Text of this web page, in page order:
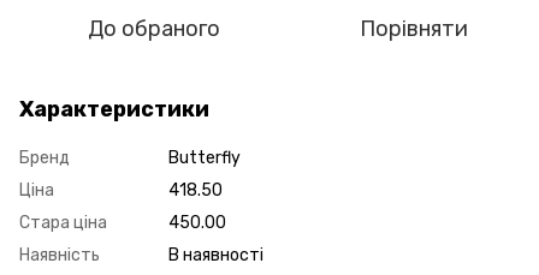
До обраного Порівняти
Характеристики
Бренд
Butterfly
Ціна
418.50
Стара ціна
450.00
Наявність
В наявності